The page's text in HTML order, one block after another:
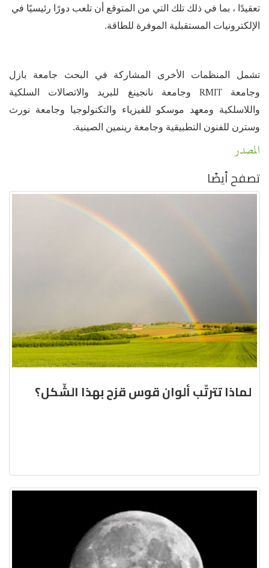
تعقيدًا ، بما في ذلك تلك التي من المتوقع أن تلعب دورًا رئيسيًا في
الإلكترونيات المستقبلية الموفرة للطاقة.
تشمل المنظمات الأخرى المشاركة في البحث جامعة بازل
وجامعةRMIT
وجامعة نانجينغ للبريد والاتصالات السلكية
واللاسلكية ومعهد موسكو للفيزياء والتكنولوجيا وجامعة نورث
وسترن للفنون التطبيقية وجامعة رينمين الصينية.
المصدر
تصفح أيضًا
لماذا تترتّب ألوان قوس قزح بهذا الشّكل؟